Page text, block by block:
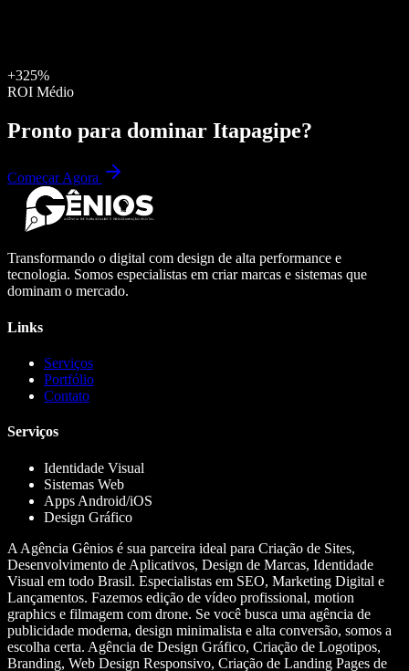
+325%
ROI Médio
Pronto para dominar Itapagipe?
Começar Agora
Transformando o digital com design de alta performance e
tecnologia. Somos especialistas em criar marcas e sistemas que
dominam o mercado.
Links
Serviços
Portfólio
Contato
Serviços
Identidade Visual
Sistemas Web
Apps Android/iOS
Design Gráfico
A Agência Gênios é sua parceira ideal para Criação de Sites,
Desenvolvimento de Aplicativos, Design de Marcas, Identidade
Visual em todo Brasil. Especialistas em SEO, Marketing Digital e
Lançamentos. Fazemos edição de vídeo profissional, motion
graphics e filmagem com drone. Se você busca uma agência de
publicidade moderna, design minimalista e alta conversão, somos a
escolha certa. Agência de Design Gráfico, Criação de Logotipos,
Branding, Web Design Responsivo, Criação de Landing Pages de